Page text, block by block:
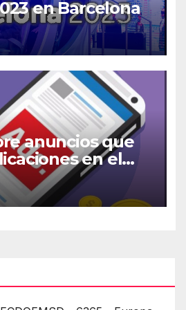
en Barcelona
anuncios que
en el